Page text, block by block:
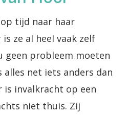
tijd naar haar
ze al heel vaak zelf
geen probleem moeten
alles net iets anders dan
is invalkracht op een
niet thuis. Zij